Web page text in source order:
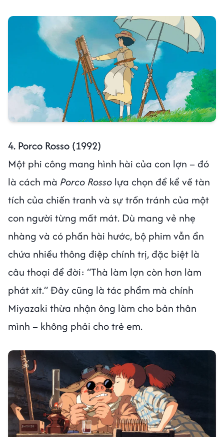
4. Porco Rosso (1992)
Một phi công mang hình hài của con lợn – đó
là cách mà Porco Rosso lựa chọn để kể về tàn
tích của chiến tranh và sự trốn tránh của một
con người từng mất mát. Dù mang vẻ nhẹ
nhàng và có phần hài hước, bộ phim vẫn ẩn
chứa nhiều thông điệp chính trị, đặc biệt là
câu thoại để đời: “Thà làm lợn còn hơn làm
phát xít.” Đây cũng là tác phẩm mà chính
Miyazaki thừa nhận ông làm cho bản thân
mình – không phải cho trẻ em.